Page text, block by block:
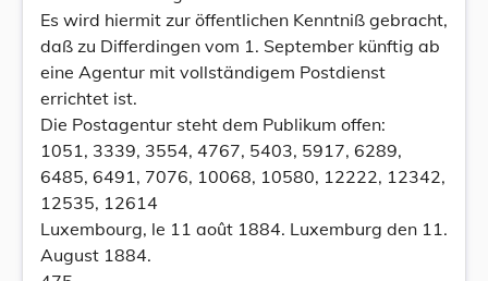
Es wird hiermit zur öffentlichen Kenntniß gebracht,
daß zu Differdingen vom 1. September künftig ab
eine Agentur mit vollständigem Postdienst
errichtet ist.
Die Postagentur steht dem Publikum offen:
1051, 3339, 3554, 4767, 5403, 5917, 6289,
6485, 6491, 7076, 10068, 10580, 12222, 12342,
12535, 12614
Luxembourg, le 11 août 1884. Luxemburg den 11.
August 1884.